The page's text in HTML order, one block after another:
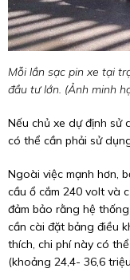
Mỗi lần sạc pin xe tại
đầu tư lớn. (Ảnh minh
Nếu chủ xe dự định sử
có thể cần phải sử
Ngoài việc mạnh hơn,
cầu ổ cắm 240 volt và
đảm bảo rằng hệ
cần cài đặt bảng điều
thích, chi phí này có
(khoảng 24,4- 36,6